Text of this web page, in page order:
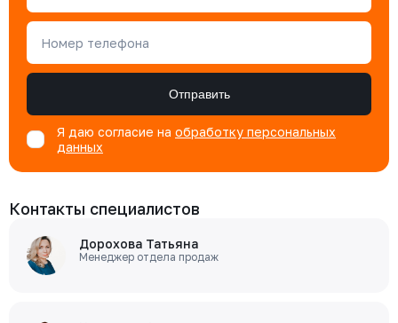
Номер телефона
Отправить
Я даю согласие на обработку персональных
данных
Контакты специалистов
Дорохова Татьяна
Менеджер отдела продаж